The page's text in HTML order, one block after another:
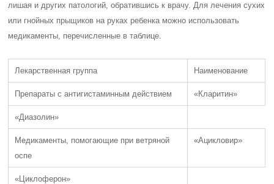
лишая и других патологий, обратившись к врачу. Для лечения сухих
или гнойных прыщиков на руках ребенка можно использовать
медикаменты, перечисленные в таблице.
Лекарственная группа Наименование
Препараты с антигистаминным действием «Кларитин»
«Диазолин»
Медикаменты, помогающие при ветряной
оспе
«Ацикловир»
«Циклоферон»